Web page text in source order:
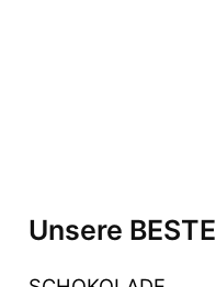
Unsere BESTE